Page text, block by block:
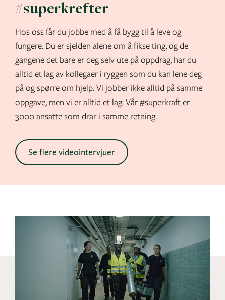
#superkrefter
Hos oss får du jobbe med å få bygg til å leve og
fungere. Du er sjelden alene om å fikse ting, og de
gangene det bare er deg selv ute på oppdrag, har du
alltid et lag av kollegaer i ryggen som du kan lene deg
på og spørre om hjelp. Vi jobber ikke alltid på samme
oppgave, men vi er alltid et lag. Vår #superkraft er
3000 ansatte som drar i samme retning.
Se flere videointervjuer